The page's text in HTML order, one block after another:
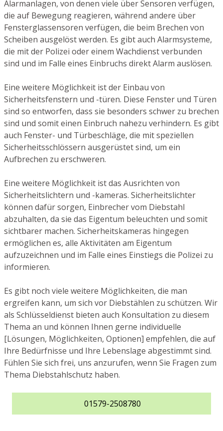
Alarmanlagen, von denen viele über Sensoren verfügen,
die auf Bewegung reagieren, während andere über
Fensterglassensoren verfügen, die beim Brechen von
Scheiben ausgelöst werden. Es gibt auch Alarmsysteme,
die mit der Polizei oder einem Wachdienst verbunden
sind und im Falle eines Einbruchs direkt Alarm auslösen.
Eine weitere Möglichkeit ist der Einbau von
Sicherheitsfenstern und -türen. Diese Fenster und Türen
sind so entworfen, dass sie besonders schwer zu brechen
sind und somit einen Einbruch nahezu verhindern. Es gibt
auch Fenster- und Türbeschläge, die mit speziellen
Sicherheitsschlössern ausgerüstet sind, um ein
Aufbrechen zu erschweren.
Eine weitere Möglichkeit ist das Ausrichten von
Sicherheitslichtern und -kameras. Sicherheitslichter
können dafür sorgen, Einbrecher vom Diebstahl
abzuhalten, da sie das Eigentum beleuchten und somit
sichtbarer machen. Sicherheitskameras hingegen
ermöglichen es, alle Aktivitäten am Eigentum
aufzuzeichnen und im Falle eines Einstiegs die Polizei zu
informieren.
Es gibt noch viele weitere Möglichkeiten, die man
ergreifen kann, um sich vor Diebstählen zu schützen. Wir
als Schlüsseldienst bieten auch Konsultation zu diesem
Thema an und können Ihnen gerne individuelle
[Lösungen, Möglichkeiten, Optionen] empfehlen, die auf
Ihre Bedürfnisse und Ihre Lebenslage abgestimmt sind.
Fühlen Sie sich frei, uns anzurufen, wenn Sie Fragen zum
Thema Diebstahlschutz haben.
01579-2508780